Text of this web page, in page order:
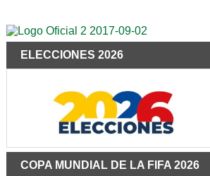
ELECCIONES 2026
COPA MUNDIAL DE LA FIFA 2026